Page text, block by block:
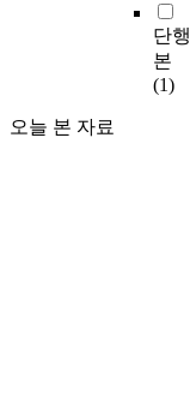
단행
본
(1)
오늘 본 자료